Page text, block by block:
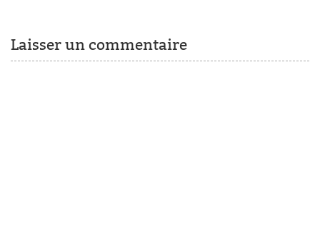
Laisser un commentaire